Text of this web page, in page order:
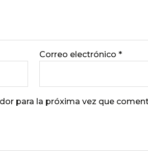
Correo electrónico*
para la próxima vez que